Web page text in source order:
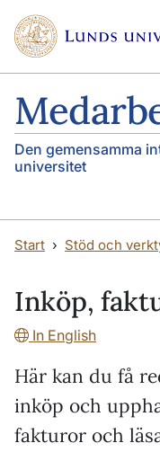
Hoppa till huvudinnehåll
Hoppa till huvudinnehåll
Den gemensamma
universitet
Start Stöd och
Inköp,
In English
Här kan du få
inköp och
fakturor och